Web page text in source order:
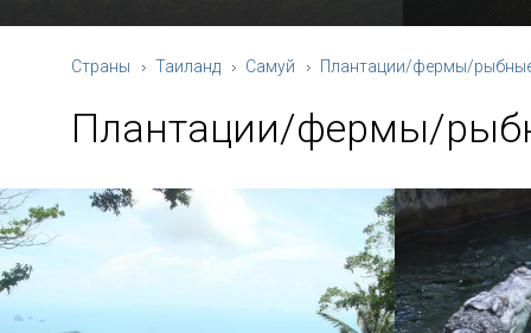
Страны Таиланд Самуй Плантации/фермы/
Плантации/фермы/